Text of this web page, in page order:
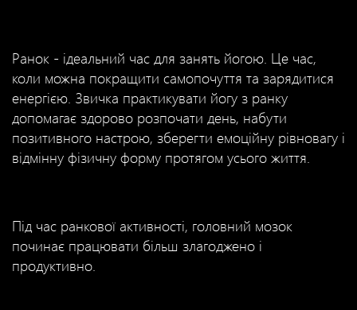
Ранок - ідеальний час для занять йогою. Це час,
коли можна покращити самопочуття та зарядитися
енергією. Звичка практикувати йогу з ранку
допомагає здорово розпочати день, набути
позитивного настрою, зберегти емоційну рівновагу і
відмінну фізичну форму протягом усього життя.
Під час ранкової активності, головний мозок
починає працювати більш злагоджено і
продуктивно.